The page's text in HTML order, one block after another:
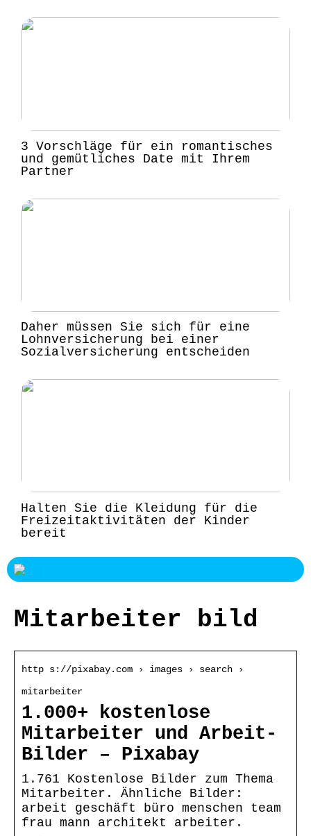
3 Vorschläge für ein romantisches
und gemütliches Date mit Ihrem
Partner
Daher müssen Sie sich für eine
Lohnversicherung bei einer
Sozialversicherung entscheiden
Halten Sie die Kleidung für die
Freizeitaktivitäten der Kinder
bereit
Mitarbeiter bild
http s://pixabay.com › images › search ›
mitarbeiter
1.000+ kostenlose
Mitarbeiter und Arbeit-
Bilder – Pixabay
1.761 Kostenlose Bilder zum Thema
Mitarbeiter. Ähnliche Bilder:
arbeit geschäft büro menschen team
frau mann architekt arbeiter.